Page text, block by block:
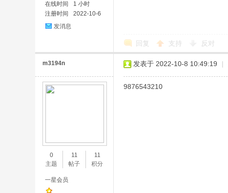
在线时间
1 小时
注册时间
2022-10-6
发消息
回复 支持 反对
m3194n
0
主题
11
帖子
11
积分
一星会员
发表于 2022-10-8 10:49:19 |
9876543210